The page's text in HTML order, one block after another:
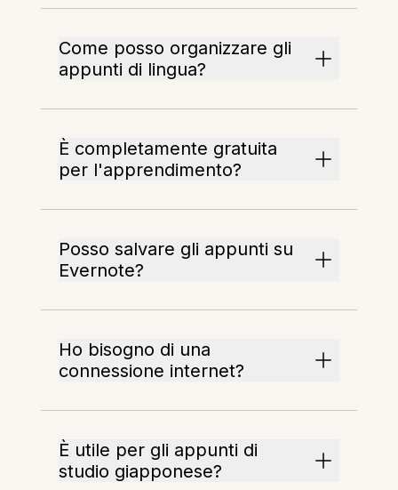
Come posso organizzare gli
appunti di lingua?
È completamente gratuita
per l'apprendimento?
Posso salvare gli appunti su
Evernote?
Ho bisogno di una
connessione internet?
È utile per gli appunti di
studio giapponese?